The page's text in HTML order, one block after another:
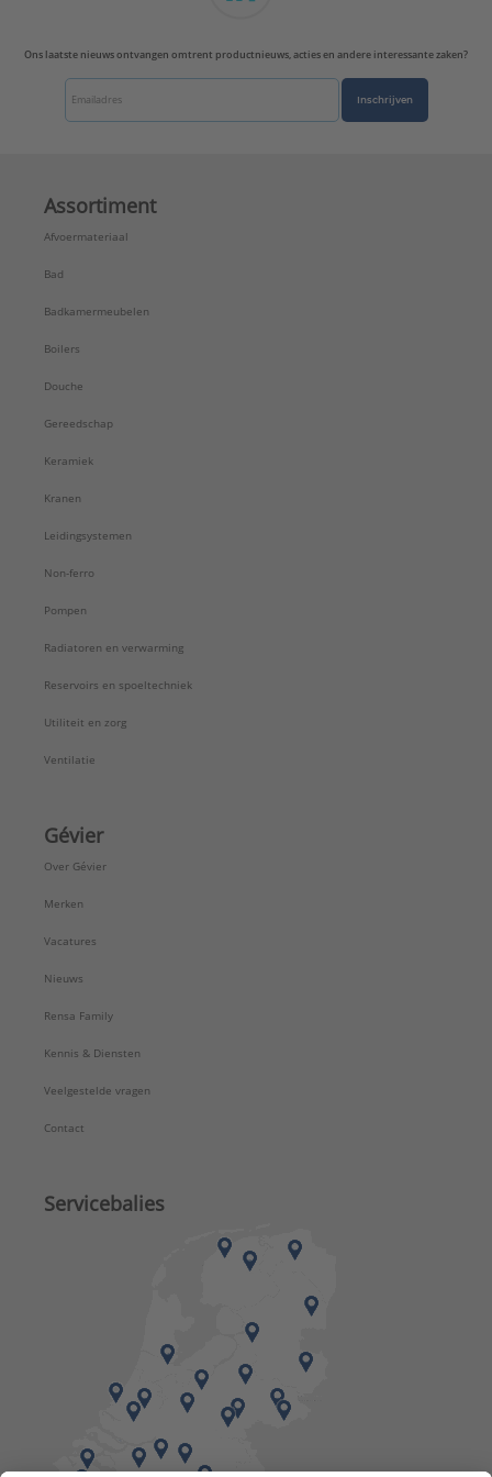
Ons laatste nieuws ontvangen omtrent productnieuws, acties en andere interessante zaken?
Inschrijven
Assortiment
Afvoermateriaal
Bad
Badkamermeubelen
Boilers
Douche
Gereedschap
Keramiek
Kranen
Leidingsystemen
Non-ferro
Pompen
Radiatoren en verwarming
Reservoirs en spoeltechniek
Utiliteit en zorg
Ventilatie
Gévier
Over Gévier
Merken
Vacatures
Nieuws
Rensa Family
Kennis & Diensten
Veelgestelde vragen
Contact
Servicebalies